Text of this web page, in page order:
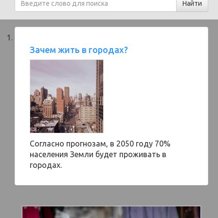
Зачем жить в городах?
Согласно прогнозам, в 2050 году 70%
населения Земли будет проживать в
городах.